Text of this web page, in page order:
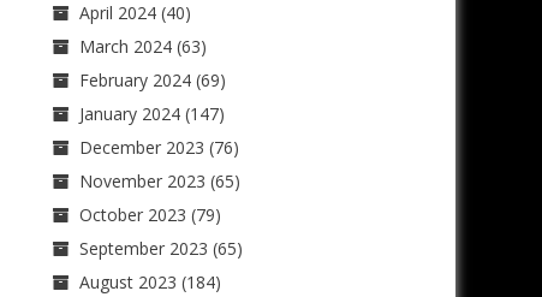
April 2024(40)
March 2024(63)
February 2024(69)
January 2024(147)
December 2023 (76)
November 2023 (65)
October 2023 (79)
September 2023 (65)
August 2023 (184)